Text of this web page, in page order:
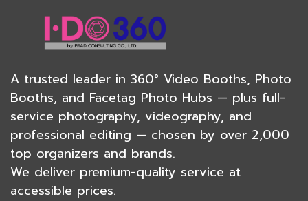
A trusted leader in 360° Video Booths, Photo
Booths, and Facetag Photo Hubs — plus full-
service photography, videography, and
professional editing — chosen by over 2,000
top organizers and brands.
We deliver premium-quality service at
accessible prices.